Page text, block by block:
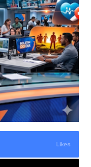
Likes